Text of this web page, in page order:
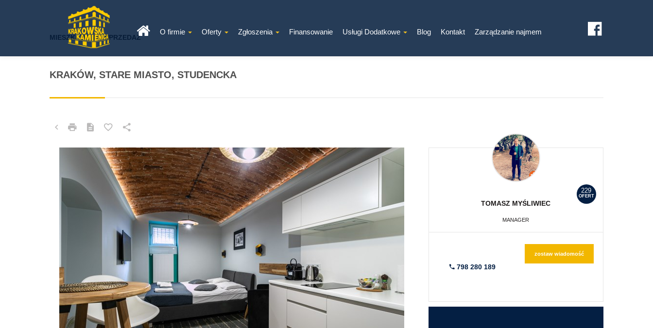
O firmie Oferty Zgłoszenia Finansowanie Usługi Dodatkowe Blog Kontakt Zarządzanie najmem
KRAKÓW, STARE MIASTO, STUDENCKA
MIESZKANIE NA SPRZEDAŻ
229
OFERT
TOMASZ MYŚLIWIEC
MANAGER
798 280 189
zostaw wiadomość